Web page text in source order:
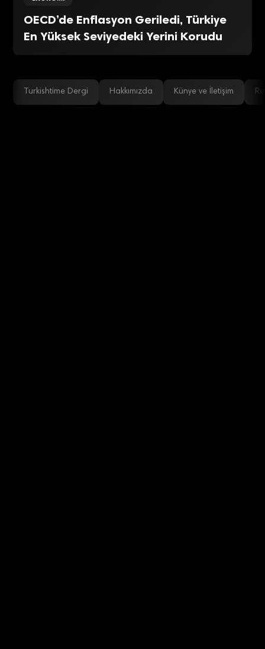
OECD’de Enflasyon Geriledi, Türkiye
En Yüksek Seviyedeki Yerini Korudu
Turkishtime Dergi Hakkımızda Künye ve İletişim